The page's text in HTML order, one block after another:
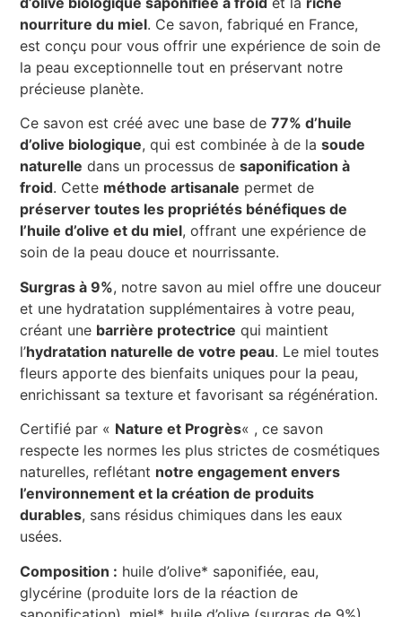
nourriture du miel. Ce savon, fabriqué en France,
est conçu pour vous offrir une expérience de soin de
la peau exceptionnelle tout en préservant notre
précieuse planète.
Ce savon est créé avec une base de77% d’huile
d’olive biologique, qui est combinée à de lasoude
naturelle dans un processus desaponification à
froid. Cette méthode artisanale permet de
préserver toutes les propriétés bénéfiques de
l’huile d’olive et du miel, offrant une expérience de
soin de la peau douce et nourrissante.
Surgras à 9%, notre savon au miel offre une douceur
et une hydratation supplémentaires à votre peau,
créant une barrière protectrice qui maintient
l’hydratation naturelle de votre peau. Le miel toutes
fleurs apporte des bienfaits uniques pour la peau,
enrichissant sa texture et favorisant sa régénération.
Certifié par « Nature et Progrès« , ce savon
respecte les normes les plus strictes de cosmétiques
naturelles, reflétant notre engagement envers
l’environnement et la création de produits
durables, sans résidus chimiques dans les eaux
usées.
Composition : huile d’olive* saponifiée, eau,
glycérine (produite lors de la réaction de